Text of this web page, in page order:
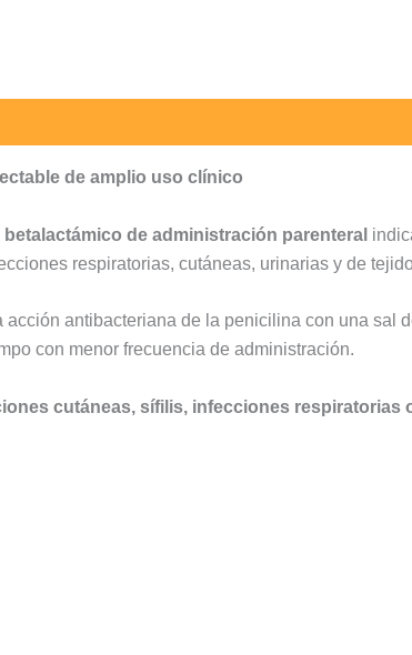
de amplio uso clínico
de administración parenteral
respiratorias, cutáneas, urinarias y de
acción antibacteriana de la penicilina con una sal
con menor frecuencia de administración.
cutáneas, sífilis, infecciones respiratorias